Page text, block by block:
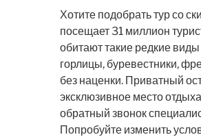
Хотите подобрать тур со
посещает 31 миллион
обитают такие редкие
горлицы, буревестники,
без наценки. Приватный
эксклюзивное место
обратный звонок
Попробуйте изменить